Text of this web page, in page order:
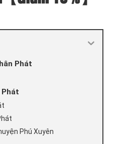
Phát
Phú Xuyên